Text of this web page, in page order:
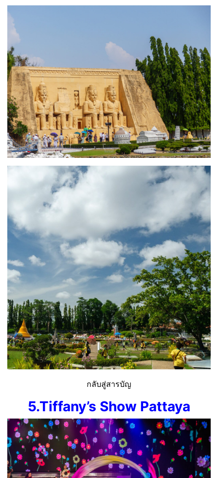
กลับสู่สารบัญ
5.Tiffany’s Show Pattaya